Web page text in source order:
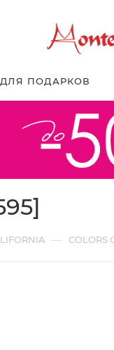
ПОДАРКОВ
— COLORS